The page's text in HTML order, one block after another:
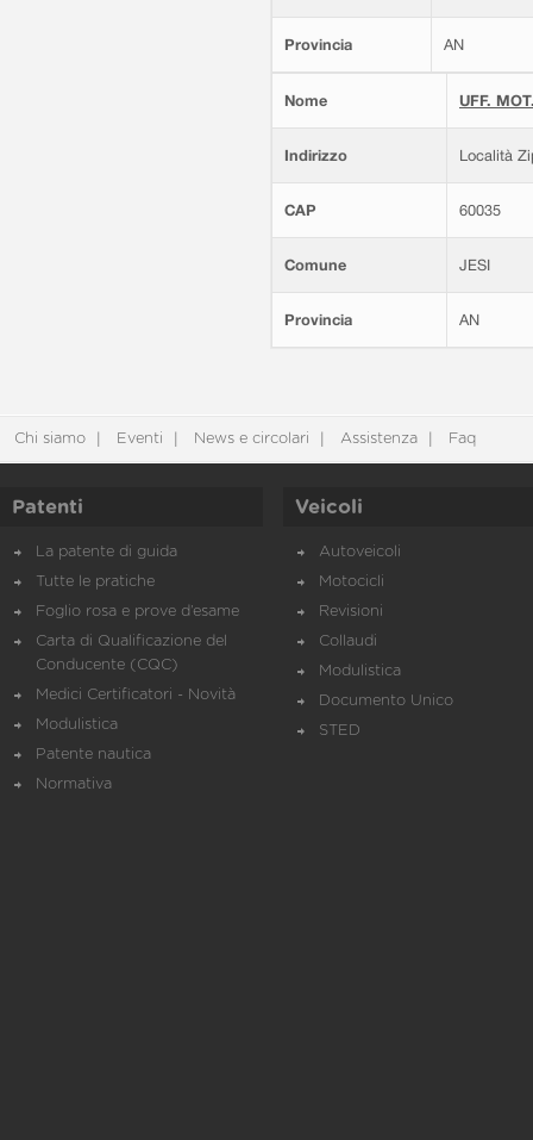
Provincia AN
Nome UFF.
Indirizzo Località
CAP 60035
Comune JESI
Provincia AN
Chi siamo Eventi News e circolari Assistenza Faq
Patenti
La patente di guida
Tutte le pratiche
Foglio rosa e prove d’esame
Carta di Qualificazione del
Conducente (CQC)
Medici Certificatori - Novità
Modulistica
Patente nautica
Normativa
Veicoli
Autoveicoli
Motocicli
Revisioni
Collaudi
Modulistica
Documento Unico
STED